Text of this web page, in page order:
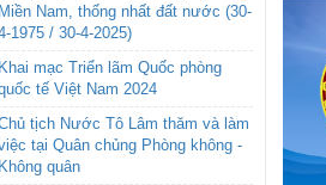
Miền Nam, thống nhất đất nước (30-
1975 / 30-4-2025)
Khai mạc Triển lãm Quốc phòng
tế Việt Nam 2024
tịch Nước Tô Lâm thăm và làm
tại Quân chủng Phòng không -
Không quân